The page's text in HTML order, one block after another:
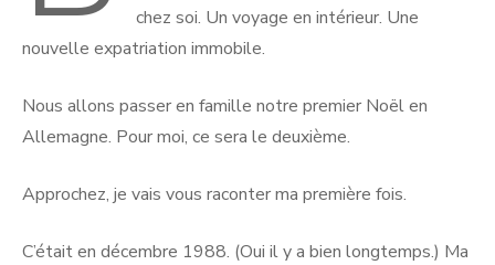
chez soi. Un voyage en intérieur. Une
nouvelle expatriation immobile.
Nous allons passer en famille notre premier Noël en
Allemagne. Pour moi, ce sera le deuxième.
Approchez, je vais vous raconter ma première fois.
C’était en décembre 1988. (Oui il y a bien longtemps.) Ma